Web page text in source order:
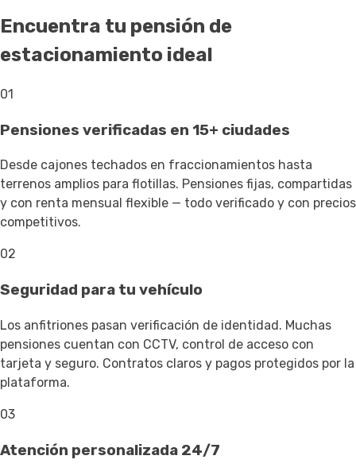
Encuentra tu pensión de
estacionamiento ideal
01
Pensiones verificadas en 15+ ciudades
Desde cajones techados en fraccionamientos hasta
terrenos amplios para flotillas. Pensiones fijas, compartidas
y con renta mensual flexible — todo verificado y con precios
competitivos.
02
Seguridad para tu vehículo
Los anfitriones pasan verificación de identidad. Muchas
pensiones cuentan con CCTV, control de acceso con
tarjeta y seguro. Contratos claros y pagos protegidos por la
plataforma.
03
Atención personalizada 24/7